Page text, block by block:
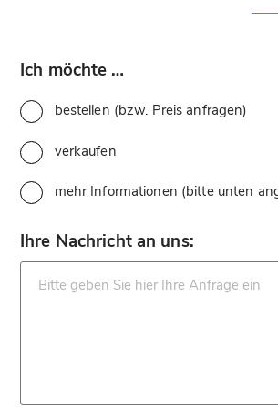
Ich möchte …
bestellen (bzw. Preis anfragen)
verkaufen
mehr Informationen (bitte unten
Ihre Nachricht an uns: